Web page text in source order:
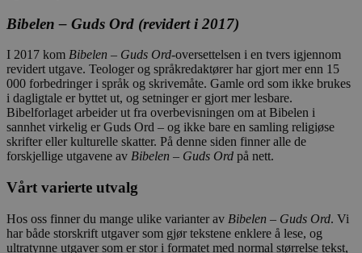
Bibelen – Guds Ord (revidert i 2017)
I 2017 kom Bibelen – Guds Ord-oversettelsen i en tvers igjennom
revidert utgave. Teologer og språkredaktører har gjort mer enn 15
000 forbedringer i språk og skrivemåte. Gamle ord som ikke brukes
i dagligtale er byttet ut, og setninger er gjort mer lesbare.
Bibelforlaget arbeider ut fra overbevisningen om at Bibelen i
sannhet virkelig er Guds Ord – og ikke bare en samling religiøse
skrifter eller kulturelle skatter. På denne siden finner alle de
forskjellige utgavene av Bibelen – Guds Ord på nett.
Vårt varierte utvalg
Hos oss finner du mange ulike varianter av Bibelen – Guds Ord. Vi
har både storskrift utgaver som gjør tekstene enklere å lese, og
ultratynne utgaver som er stor i formatet med normal størrelse tekst,